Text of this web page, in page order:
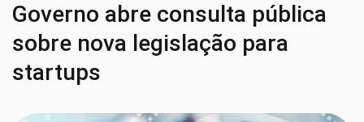
Governo abre consulta pública
sobre nova legislação para
startups